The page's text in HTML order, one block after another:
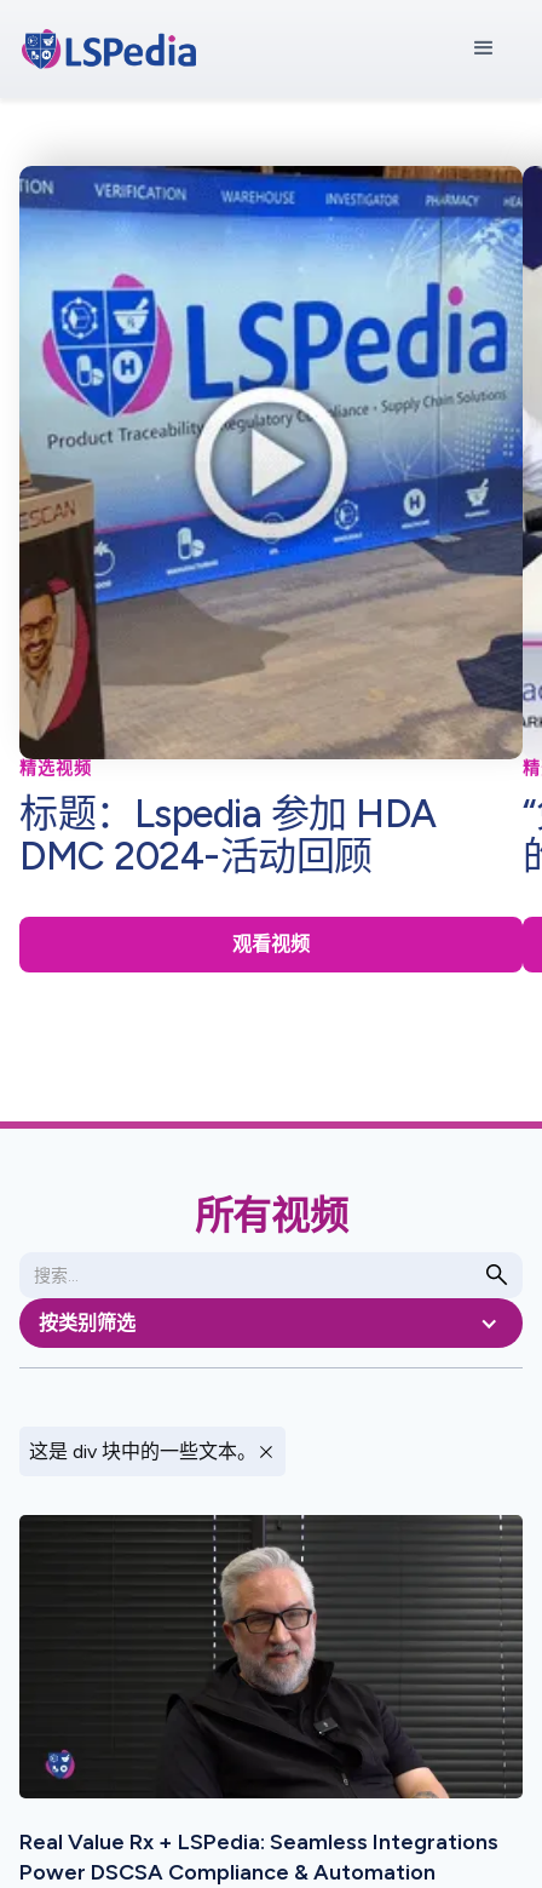
精选视频
标题：Lspedia 参加 HDA
DMC 2024-活动回顾
观看视频
所有视频
按类别筛选
这是 div 块中的一些文本。
Real Value Rx + LSPedia: Seamless Integrations
Power DSCSA Compliance & Automation